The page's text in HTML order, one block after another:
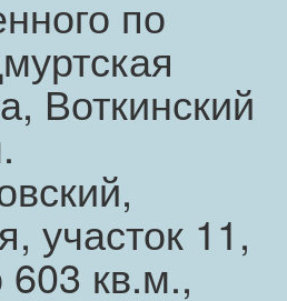
по
Воткинский
участок 11,
кв.м.,